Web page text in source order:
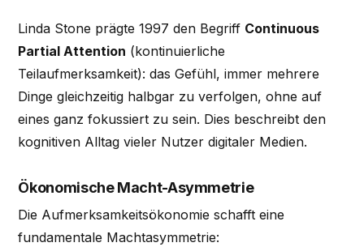
Linda Stone prägte 1997 den Begriff Continuous
Partial Attention (kontinuierliche
Teilaufmerksamkeit): das Gefühl, immer mehrere
Dinge gleichzeitig halbgar zu verfolgen, ohne auf
eines ganz fokussiert zu sein. Dies beschreibt den
kognitiven Alltag vieler Nutzer digitaler Medien.
Ökonomische Macht-Asymmetrie
Die Aufmerksamkeitsökonomie schafft eine
fundamentale Machtasymmetrie: